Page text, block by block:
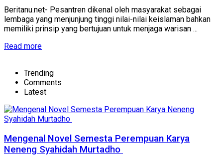
Beritanu.net- Pesantren dikenal oleh masyarakat sebagai
lembaga yang menjunjung tinggi nilai-nilai keislaman bahkan
memiliki prinsip yang bertujuan untuk menjaga warisan ...
Read moreDetails
Trending
Comments
Latest
Mengenal Novel Semesta Perempuan Karya
Neneng Syahidah Murtadho